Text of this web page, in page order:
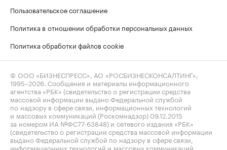
Пользовательское соглашение
Политика в отношении обработки персональных данных
Политика обработки файлов cookie
© ООО «БИЗНЕСПРЕСС», АО «РОСБИЗНЕСКОНСАЛТИНГ»,
1995–2026 . Сообщения и материалы информационного
агентства «РБК» (свидетельство о регистрации средства
массовой информации выдано Федеральной службой
по надзору в сфере связи, информационных технологий
и массовых коммуникаций (Роскомнадзор) 09.12.2015
за номером ИА №ФС77-63848) и сетевого издания «РБК»
(свидетельство о регистрации средства массовой информации
выдано Федеральной службой по надзору в сфере связи,
информационных технологий и массовых коммуникаций